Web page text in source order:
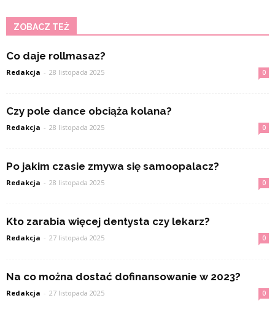
ZOBACZ TEŻ
Co daje rollmasaz?
Redakcja - 28 listopada 2025 0
Czy pole dance obciąża kolana?
Redakcja - 28 listopada 2025 0
Po jakim czasie zmywa się samoopalacz?
Redakcja - 28 listopada 2025 0
Kto zarabia więcej dentysta czy lekarz?
Redakcja - 27 listopada 2025 0
Na co można dostać dofinansowanie w 2023?
Redakcja - 27 listopada 2025 0